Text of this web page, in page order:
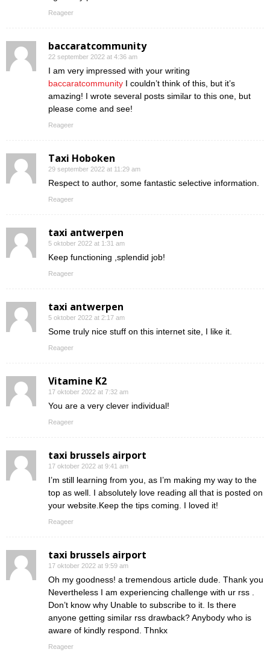
Reageer
baccaratcommunity
22 september 2022 at 4:36 am
I am very impressed with your writing
baccaratcommunity I couldn’t think of this, but it’s
amazing! I wrote several posts similar to this one, but
please come and see!
Reageer
Taxi Hoboken
29 september 2022 at 11:29 am
Respect to author, some fantastic selective information.
Reageer
taxi antwerpen
5 oktober 2022 at 1:31 am
Keep functioning ,splendid job!
Reageer
taxi antwerpen
5 oktober 2022 at 2:17 am
Some truly nice stuff on this internet site, I like it.
Reageer
Vitamine K2
17 oktober 2022 at 7:32 am
You are a very clever individual!
Reageer
taxi brussels airport
17 oktober 2022 at 9:41 am
I’m still learning from you, as I’m making my way to the
top as well. I absolutely love reading all that is posted on
your website.Keep the tips coming. I loved it!
Reageer
taxi brussels airport
17 oktober 2022 at 9:59 am
Oh my goodness! a tremendous article dude. Thank you
Nevertheless I am experiencing challenge with ur rss .
Don’t know why Unable to subscribe to it. Is there
anyone getting similar rss drawback? Anybody who is
aware of kindly respond. Thnkx
Reageer